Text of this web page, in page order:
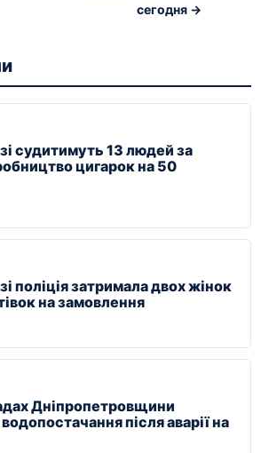
сегодня →
судитимуть 13 людей за
цигарок на 50
поліція затримала двох жінок
на замовлення
Дніпропетровщини
після аварії на